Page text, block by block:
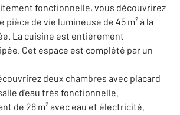
fonctionnelle, vous découvrirez
pièce de vie lumineuse de 45 m² à la
La cuisine est entièrement
Cet espace est complété par un
deux chambres avec placard
d'eau très fonctionnelle.
de 28 m² avec eau et électricité.